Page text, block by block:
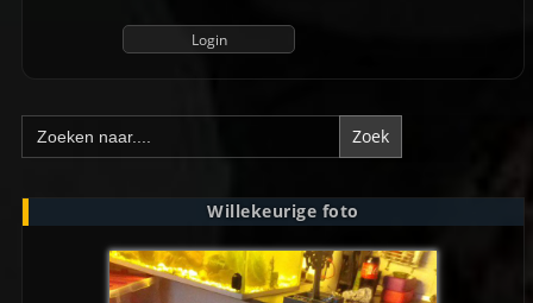
Zoek
naar:
Willekeurige foto